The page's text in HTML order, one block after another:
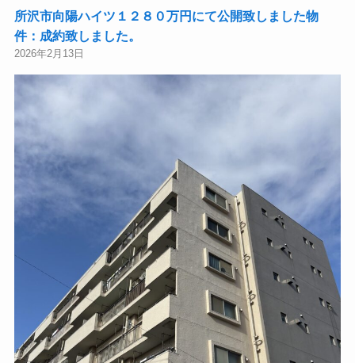
所沢市向陽ハイツ１２８０万円にて公開致しました物
件：成約致しました。
2026年2月13日